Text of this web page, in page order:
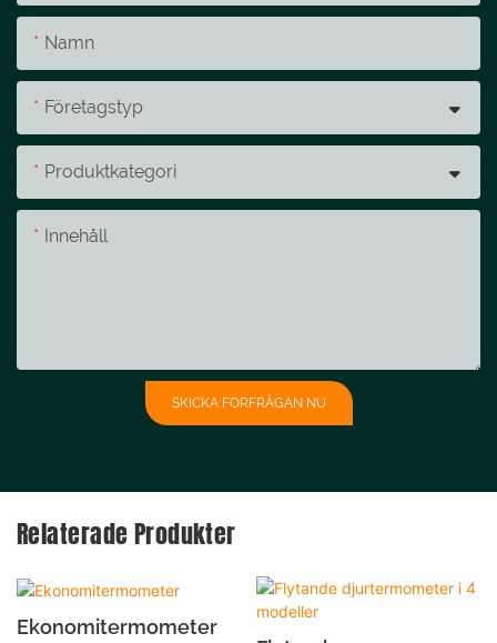
Namn
Företagstyp
Produktkategori
Innehåll
SKICKA FÖRFRÅGAN NU
Relaterade Produkter
Ekonomitermometer